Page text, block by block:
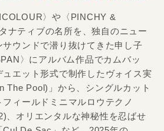
〉や〈PINCHY &
ナティブの名所を、独自のニュー
ウンドで潜り抜けてきた申し子
〉にアルバム作品でカムバッ
エット形式で制作したヴォイス実
The Pool)」から、シングルカット
ィールドミニマルロウテクノ
、オリエンタルな神秘性を忍ばせ